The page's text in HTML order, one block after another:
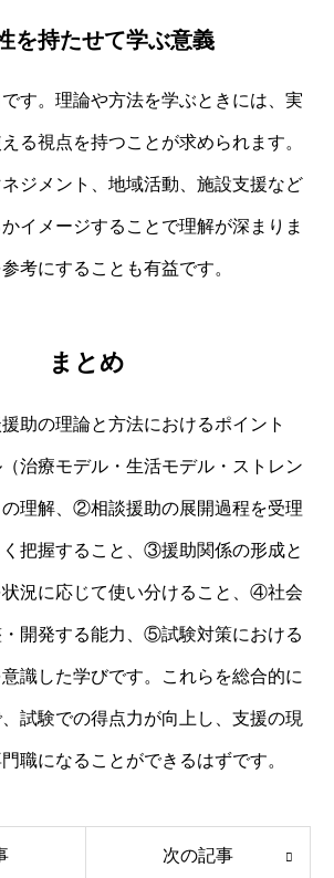
を持たせて学ぶ意義
す。理論や方法を学ぶときには、実
る視点を持つことが求められます。
ジメント、地域活動、施設支援など
イメージすることで理解が深まりま
考にすることも有益です。
まとめ
助の理論と方法におけるポイント
治療モデル・生活モデル・ストレン
理解、②相談援助の展開過程を受理
把握すること、③援助関係の形成と
況に応じて使い分けること、④社会
開発する能力、⑤試験対策における
識した学びです。これらを総合的に
試験での得点力が向上し、支援の現
職になることができるはずです。
次の記事